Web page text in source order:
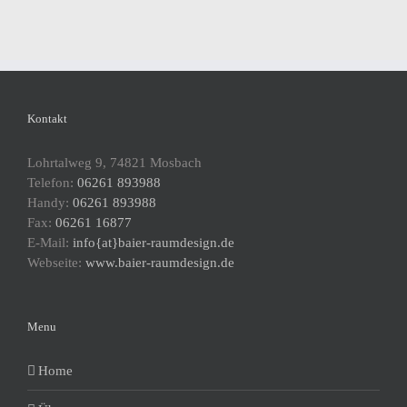
Kontakt
Lohrtalweg 9, 74821 Mosbach
Telefon: 06261 893988
Handy: 06261 893988
Fax: 06261 16877
E-Mail: info{at}baier-raumdesign.de
Webseite: www.baier-raumdesign.de
Menu
Home